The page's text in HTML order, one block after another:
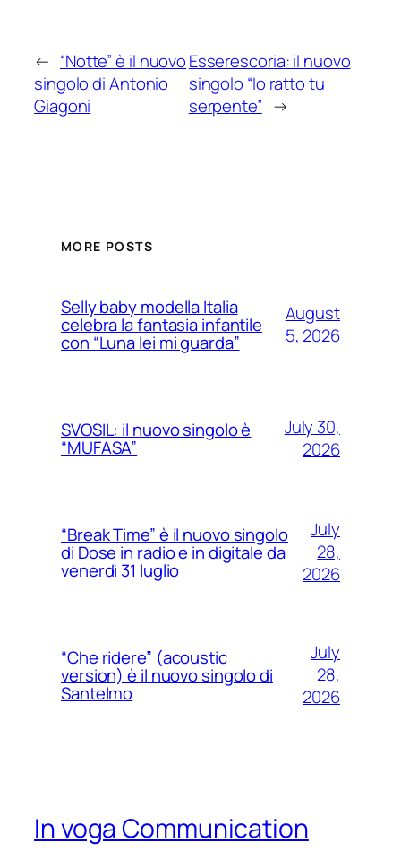
← “Notte” è il nuovo
singolo di Antonio
Giagoni
Esserescoria: il nuovo
singolo “Io ratto tu
serpente” →
MORE POSTS
Selly baby modella Italia
celebra la fantasia infantile
con “Luna lei mi guarda”
August
5, 2026
SVOSIL: il nuovo singolo è
“MUFASA”
July 30,
2026
“Break Time” è il nuovo singolo
di Dose in radio e in digitale da
venerdì 31 luglio
July
28,
2026
“Che ridere” (acoustic
version) è il nuovo singolo di
Santelmo
July
28,
2026
In voga Communication